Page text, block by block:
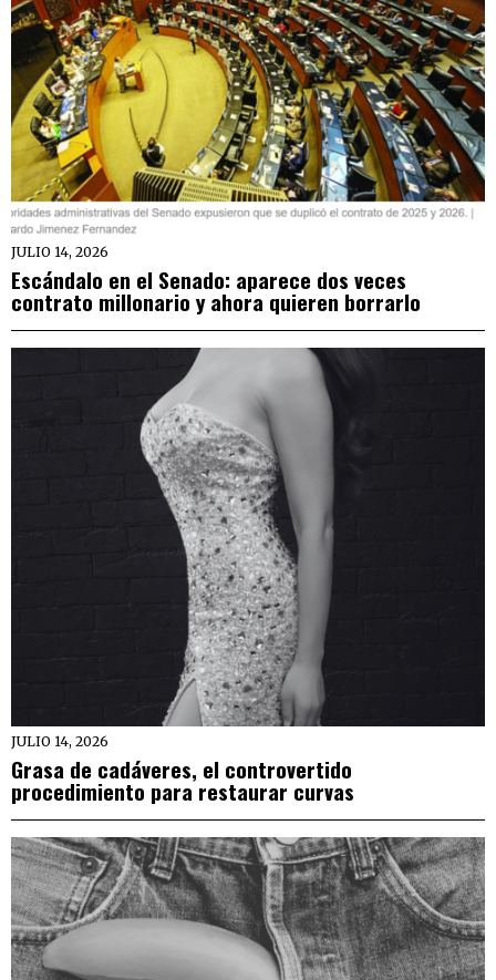
JULIO 14, 2026
Escándalo en el Senado: aparece dos veces
contrato millonario y ahora quieren borrarlo
JULIO 14, 2026
Grasa de cadáveres, el controvertido
procedimiento para restaurar curvas